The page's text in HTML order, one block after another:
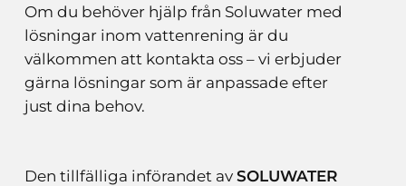
Om du behöver hjälp från Soluwater med
lösningar inom vattenrening är du
välkommen att kontakta oss – vi erbjuder
gärna lösningar som är anpassade efter
just dina behov.
Den tillfälliga införandet av SOLUWATER